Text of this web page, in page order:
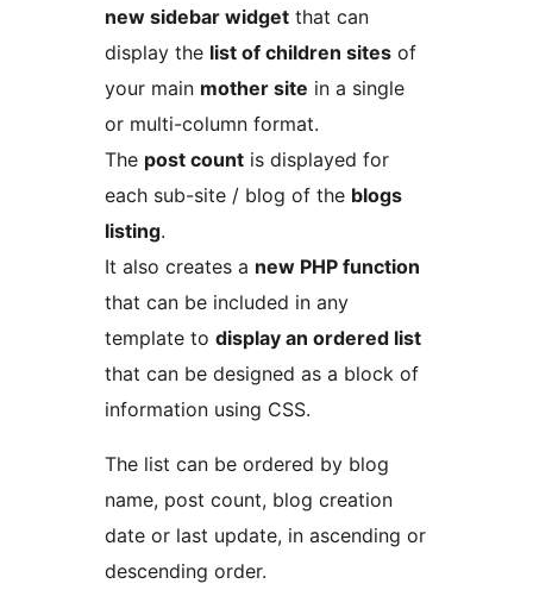
new sidebar widget that can
display the list of children sites of
your main mother site in a single
or multi-column format.
The post count is displayed for
each sub-site / blog of the blogs
listing.
It also creates a new PHP function
that can be included in any
template to display an ordered list
that can be designed as a block of
information using CSS.
The list can be ordered by blog
name, post count, blog creation
date or last update, in ascending or
descending order.